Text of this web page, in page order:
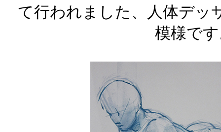
て行われました、人体デッ
模様で